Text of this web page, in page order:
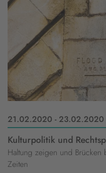
21.02.2020 - 23.02.2020
Kulturpolitik und
Haltung zeigen und Brücken
Zeiten